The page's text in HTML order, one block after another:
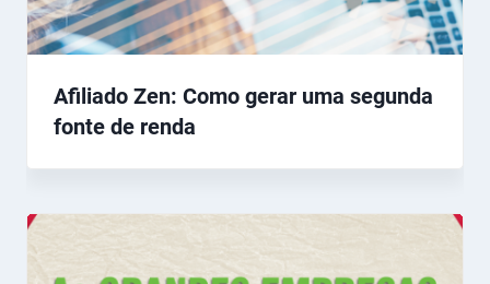
Afiliado Zen: Como gerar uma segunda
fonte de renda